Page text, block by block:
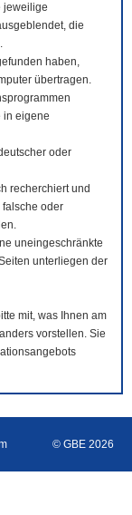
jeweilige
die
haben,
übertragen.
in eigene
oder
recherchiert und
oder
uneingeschränkte
unterliegen der
mit, was Ihnen am
vorstellen. Sie
© GBE 2026